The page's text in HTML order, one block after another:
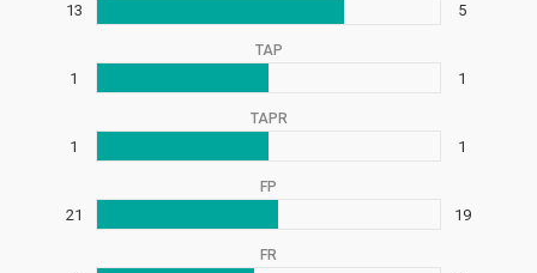
13 5
TAP
1 1
TAPR
1 1
FP
21 19
FR